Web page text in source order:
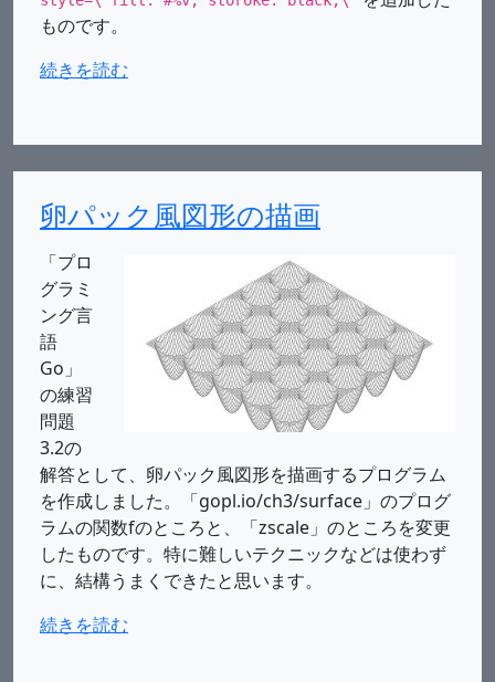
ものです。
続きを読む
卵パック風図形の描画
「プロ
グラミ
ング言
語
Go」
の練習
問題
3.2の
解答として、卵パック風図形を描画するプログラム
を作成しました。「gopl.io/ch3/surface」のプログ
ラムの関数fのところと、「zscale」のところを変更
したものです。特に難しいテクニックなどは使わず
に、結構うまくできたと思います。
続きを読む